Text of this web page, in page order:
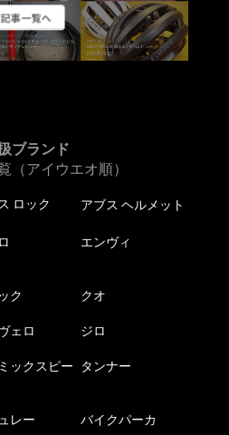
記事一覧へ
ブランド
（アイウエオ順）
ロック アブス ヘルメット
エンヴィ
ク クオ
ェロ ジロ
ックスピー
タンナー
レー バイクパーカ